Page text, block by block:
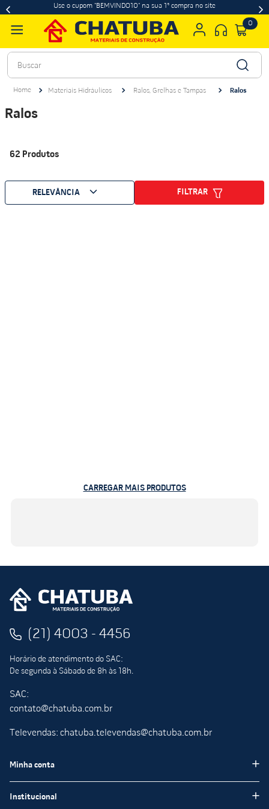
Use o cupom "BEMVINDO10" na sua 1ª compra no site
0
Buscar
Materiais Hidráulicos Ralos, Grelhas e Tampas Ralos
Ralos
62 Produtos
RELEVÂNCIA FILTRAR
CARREGAR MAIS PRODUTOS
(21) 4003 - 4456
Horário de atendimento do SAC:
De segunda à Sábado de 8h às 18h.
SAC:
contato@chatuba.com.br
Televendas: chatuba.televendas@chatuba.com.br
Minha conta
Institucional